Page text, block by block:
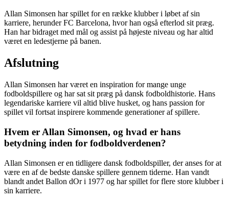
Allan Simonsen har spillet for en række klubber i løbet af sin
karriere, herunder FC Barcelona, hvor han også efterlod sit præg.
Han har bidraget med mål og assist på højeste niveau og har altid
været en ledestjerne på banen.
Afslutning
Allan Simonsen har været en inspiration for mange unge
fodboldspillere og har sat sit præg på dansk fodboldhistorie. Hans
legendariske karriere vil altid blive husket, og hans passion for
spillet vil fortsat inspirere kommende generationer af spillere.
Hvem er Allan Simonsen, og hvad er hans
betydning inden for fodboldverdenen?
Allan Simonsen er en tidligere dansk fodboldspiller, der anses for at
være en af de bedste danske spillere gennem tiderne. Han vandt
blandt andet Ballon dOr i 1977 og har spillet for flere store klubber i
sin karriere.